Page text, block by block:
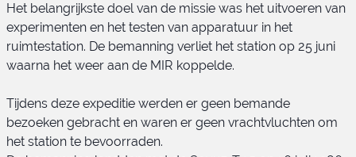
Het belangrijkste doel van de missie was het uitvoeren van
experimenten en het testen van apparatuur in het
ruimtestation. De bemanning verliet het station op 25 juni
waarna het weer aan de MIR koppelde.
Tijdens deze expeditie werden er geen bemande
bezoeken gebracht en waren er geen vrachtvluchten om
het station te bevoorraden.